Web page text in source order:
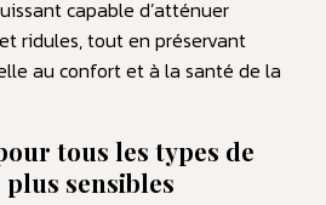
capable d’atténuer
ridules, tout en préservant
au confort et à la santé de la
tous les types de
plus sensibles